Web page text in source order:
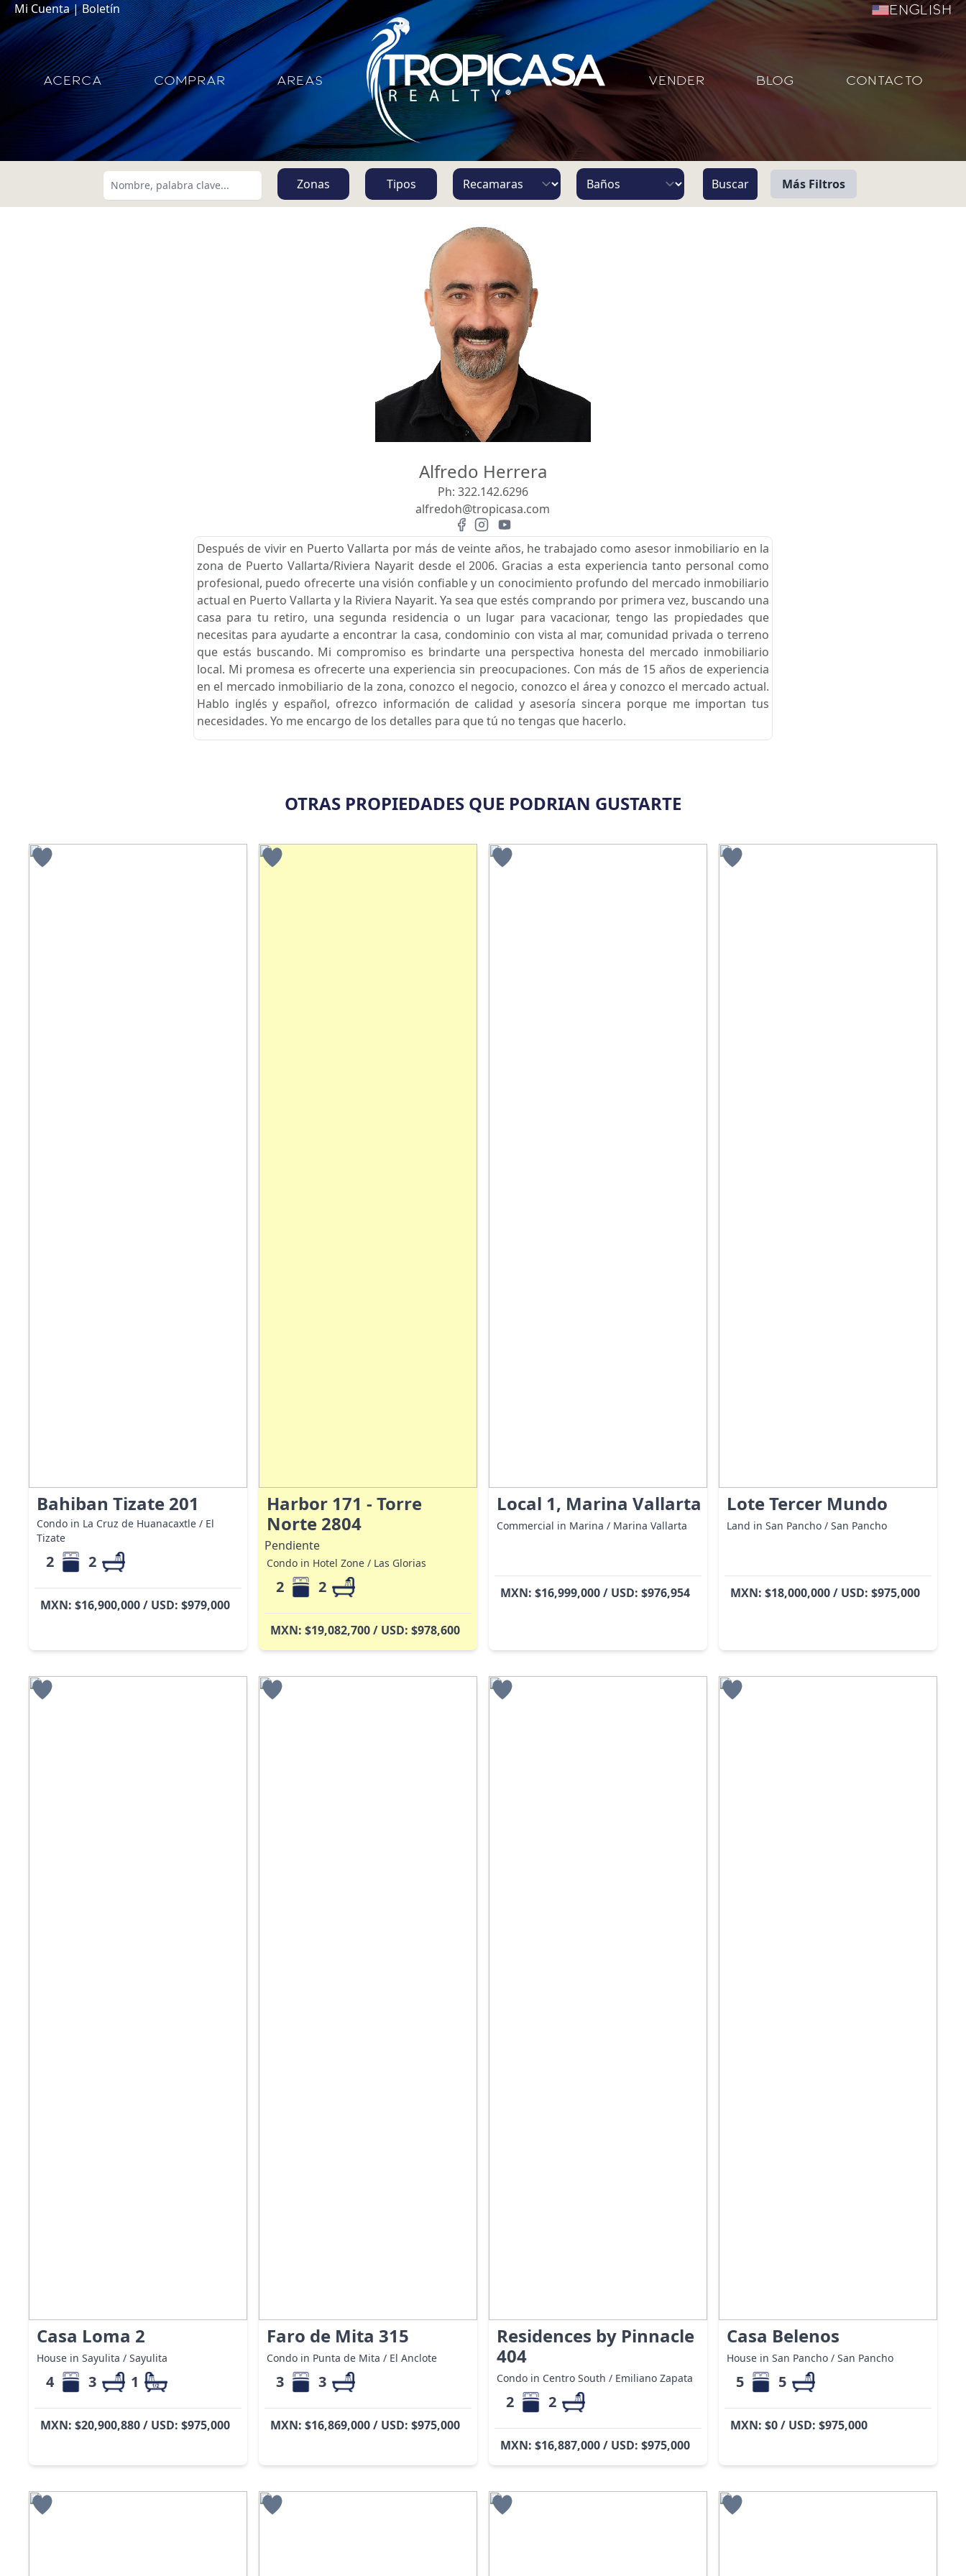
Mi Cuenta|Boletín English
ACERCA COMPRAR AREAS VENDER BLOG CONTACTO
Zonas Tipos Más Filtros
Alfredo Herrera
Ph: 322.142.6296
alfredoh@tropicasa.com
Después de vivir en Puerto Vallarta por más de veinte años, he trabajado como asesor inmobiliario en la
zona de Puerto Vallarta/Riviera Nayarit desde el 2006. Gracias a esta experiencia tanto personal como
profesional, puedo ofrecerte una visión confiable y un conocimiento profundo del mercado inmobiliario
actual en Puerto Vallarta y la Riviera Nayarit. Ya sea que estés comprando por primera vez, buscando una
casa para tu retiro, una segunda residencia o un lugar para vacacionar, tengo las propiedades que
necesitas para ayudarte a encontrar la casa, condominio con vista al mar, comunidad privada o terreno
que estás buscando. Mi compromiso es brindarte una perspectiva honesta del mercado inmobiliario
local. Mi promesa es ofrecerte una experiencia sin preocupaciones. Con más de 15 años de experiencia
en el mercado inmobiliario de la zona, conozco el negocio, conozco el área y conozco el mercado actual.
Hablo inglés y español, ofrezco información de calidad y asesoría sincera porque me importan tus
necesidades. Yo me encargo de los detalles para que tú no tengas que hacerlo.
OTRAS PROPIEDADES QUE PODRIAN GUSTARTE
Bahiban Tizate 201
Condo in La Cruz de Huanacaxtle / El
Tizate
2 2
MXN: $16,900,000 / USD: $979,000
Harbor 171 - Torre
Norte 2804
Pendiente
Condo in Hotel Zone / Las Glorias
2 2
MXN: $19,082,700 / USD: $978,600
Local 1, Marina Vallarta
Commercial in Marina / Marina Vallarta
MXN: $16,999,000 / USD: $976,954
Lote Tercer Mundo
Land in San Pancho / San Pancho
MXN: $18,000,000 / USD: $975,000
Casa Loma 2
House in Sayulita / Sayulita
4 3 1
MXN: $20,900,880 / USD: $975,000
Faro de Mita 315
Condo in Punta de Mita / El Anclote
3 3
MXN: $16,869,000 / USD: $975,000
Residences by Pinnacle
404
Condo in Centro South / Emiliano Zapata
2 2
MXN: $16,887,000 / USD: $975,000
Casa Belenos
House in San Pancho / San Pancho
5 5
MXN: $0 / USD: $975,000